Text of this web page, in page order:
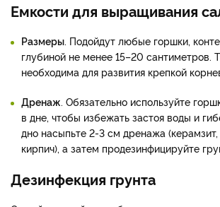
Емкости для выращивания
Размеры. Подойдут любые горшки,
глубиной не менее 15–20 сантиметров.
необходима для развития крепкой
Дренаж. Обязательно используйте
в дне, чтобы избежать застоя воды и
дно насыпьте 2-3 см дренажа (керамзит,
кирпич), а затем продезинфицируйте
Дезинфекция грунта